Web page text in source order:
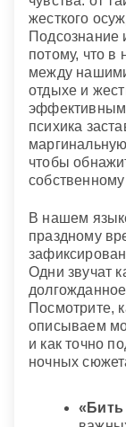
Если девушке
избранник
знак, что она
пола, ибо ее
охоту
рода.
жесткого
Подсознание
потому, что в
между
отдыхе и
психика
чтобы
В нашем
праздному
Одни звучат
Посмотрите,
описываем
и как точно
ночных